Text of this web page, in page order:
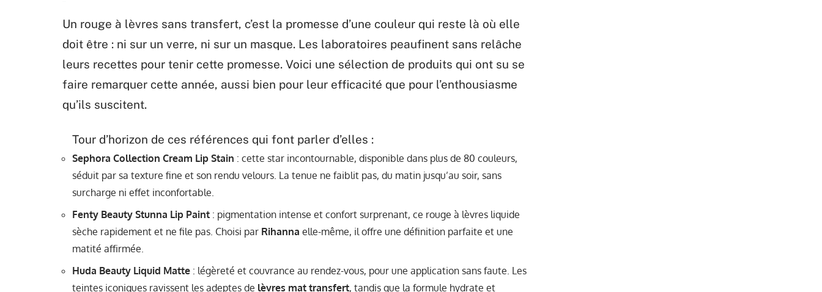
Un rouge à lèvres sans transfert, c’est la promesse d’une couleur qui reste là où elle
doit être : ni sur un verre, ni sur un masque. Les laboratoires peaufinent sans relâche
leurs recettes pour tenir cette promesse. Voici une sélection de produits qui ont su se
faire remarquer cette année, aussi bien pour leur efficacité que pour l’enthousiasme
qu’ils suscitent.
Tour d’horizon de ces références qui font parler d’elles :
Sephora Collection Cream Lip Stain : cette star incontournable, disponible dans plus de 80 couleurs,
séduit par sa texture fine et son rendu velours. La tenue ne faiblit pas, du matin jusqu’au soir, sans
surcharge ni effet inconfortable.
Fenty Beauty Stunna Lip Paint : pigmentation intense et confort surprenant, ce rouge à lèvres liquide
sèche rapidement et ne file pas. Choisi par Rihanna elle-même, il offre une définition parfaite et une
matité affirmée.
Huda Beauty Liquid Matte : légèreté et couvrance au rendez-vous, pour une application sans faute. Les
teintes iconiques ravissent les adeptes de lèvres mat transfert, tandis que la formule hydrate et